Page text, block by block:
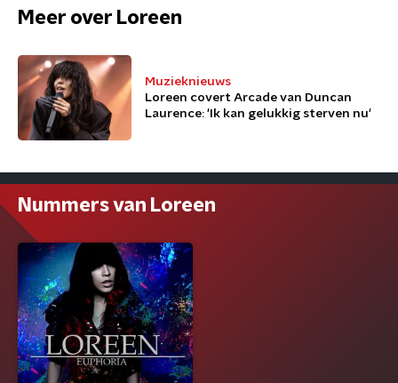
Meer over Loreen
Muzieknieuws
Loreen covert Arcade van Duncan
Laurence: 'Ik kan gelukkig sterven nu'
Nummers van Loreen